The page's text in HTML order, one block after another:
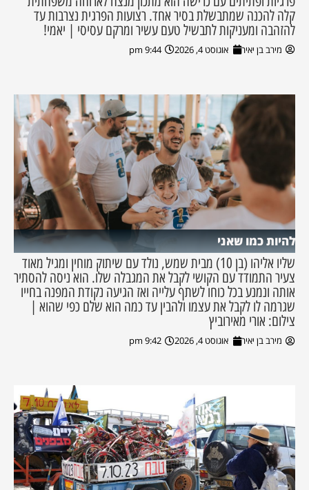
קלה להכנה שמתבשלת בסיר אחד. רצועות הפרגית נצרבות עד
להזהבה ומעניקות לתבשיל טעם עשיר ומרקם עסיסי | יאמי!
מירב בן יאיר אוגוסט 4, 2026 9:44 pm
להיות כמו שאני
שליו אליהו (בן 10) מבית שמש, נולד עם שיתוק מוחין ומגיל מאוד
צעיר התמודד עם הקושי לקבל את המגבלה שלו. הוא ניסה להסתיר
אותה ונמנע בכל כוחו לשתף עלייה ואז הגיעה נקודת המפנה בחייו
שגרמה לו לקבל את עצמו ולהבין עד כמה הוא שלם כפי שהוא |
צילום: אורי מאירוביץ
מירב בן יאיר אוגוסט 4, 2026 9:42 pm